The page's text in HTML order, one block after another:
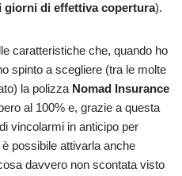
giorni di effettiva copertura).
caratteristiche che, quando ho
spinto a scegliere (tra le molte
la polizza Nomad Insurance
al 100% e, grazie a questa
vincolarmi in anticipo per
possibile attivarla anche
davvero non scontata visto